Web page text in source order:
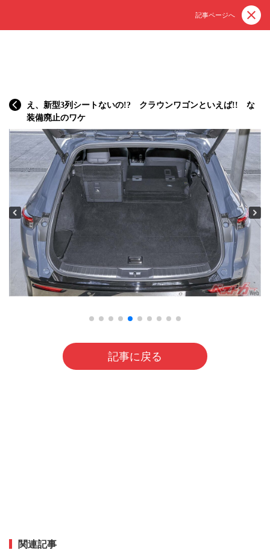
記事ページへ
え、新型3列シートないの!? クラウンワゴンといえば!! な
装備廃止のワケ
記事に戻る
関連記事